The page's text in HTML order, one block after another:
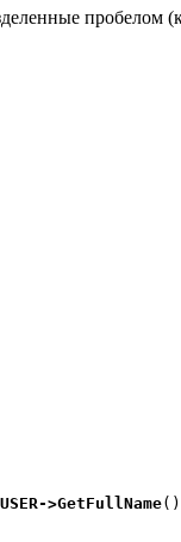
пробелом
>GetFullName